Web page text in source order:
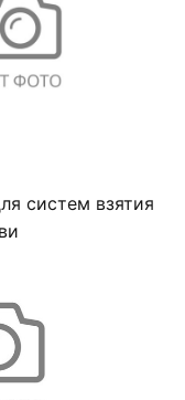
систем взятия